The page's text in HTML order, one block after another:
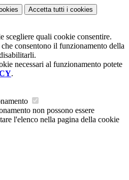
Accetta tutti i cookies
scegliere quali cookie consentire.
consentono il funzionamento della
necessari al funzionamento potete
.
non possono essere
l'elenco nella pagina della cookie